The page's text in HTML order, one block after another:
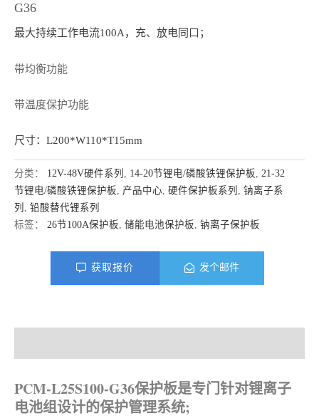
G36
最大持续工作电流100A，充、放电同口；
带均衡功能
带温度保护功能
尺寸：L200*W110*T15mm
分类： 12V-48V硬件系列 14-20节锂电/磷酸铁锂保护板
21-32
节锂电/磷酸铁锂保护板
产品中心 硬件保护板系列
钠离子系
列
铅酸替代锂系列
标签： 26节100A保护板 储能电池保护板 钠离子保护板
获取报价 发个邮件
PCM-L25S100-G36保护板是专门针对锂离子
电池组设计的保护管理系统;